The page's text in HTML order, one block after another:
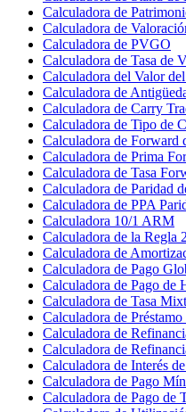
Calculadora de
Calculadora de
Calculadora de PVGO
Calculadora de Tasa de
Calculadora del Valor
Calculadora de
Calculadora de Carry
Calculadora de Tipo de
Calculadora de Forward
Calculadora de Prima
Calculadora de Tasa
Calculadora de Paridad
Calculadora de PPA
Calculadora 10/1 ARM
Calculadora de la Regla
Calculadora de
Calculadora de Pago
Calculadora de Pago de
Calculadora de Tasa
Calculadora de
Calculadora de
Calculadora de
Calculadora de Interés
Calculadora de Pago
Calculadora de Pago de